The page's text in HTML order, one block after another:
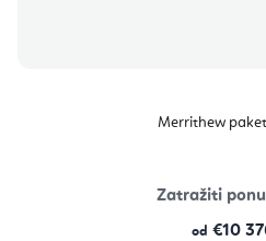
Merrithew
Zatražiti
od €10